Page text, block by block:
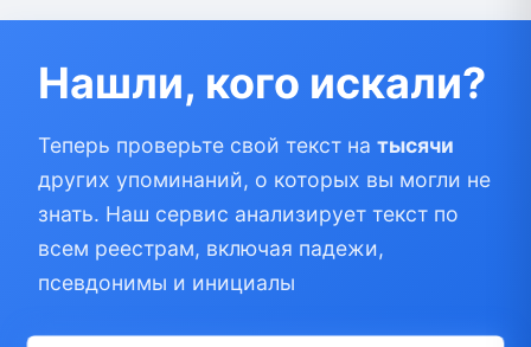
Нашли, кого искали?
Теперь проверьте свой текст на тысячи
других упоминаний, о которых вы могли не
знать. Наш сервис анализирует текст по
всем реестрам, включая падежи,
псевдонимы и инициалы